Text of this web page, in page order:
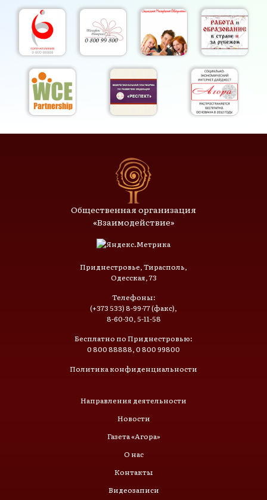
Общественная организация
«Взаимодействие»
Приднестровье, Тирасполь,
Одесская, 73
Телефоны:
(+373 533) 8-99-77 (факс),
8-60-30, 5-11-58
Бесплатно по Приднестровью:
0 800 88888, 0 800 99800
Политика конфиденциальности
Направления деятельности
Новости
Газета «Агора»
О нас
Контакты
Видеозаписи